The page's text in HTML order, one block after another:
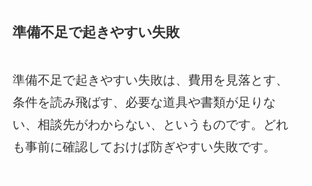
準備不足で起きやすい失敗
準備不足で起きやすい失敗は、費用を見落とす、
条件を読み飛ばす、必要な道具や書類が足りな
い、相談先がわからない、というものです。どれ
も事前に確認しておけば防ぎやすい失敗です。